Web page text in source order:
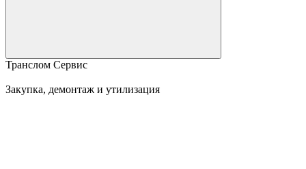
Транслом Сервис
Закупка, демонтаж и утилизация